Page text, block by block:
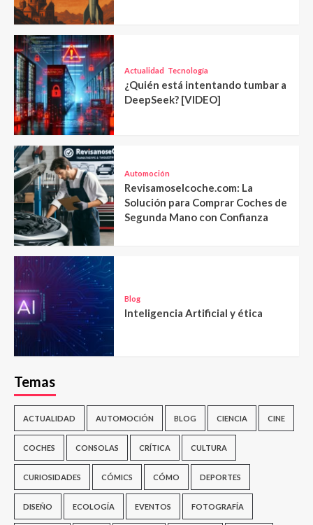
Actualidad Tecnología
¿Quién está intentando tumbar a
DeepSeek? [VIDEO]
Automoción
Revisamoselcoche.com: La
Solución para Comprar Coches de
Segunda Mano con Confianza
Blog
Inteligencia Artificial y ética
Temas
ACTUALIDAD AUTOMOCIÓN BLOG CIENCIA CINE
COCHES CONSOLAS CRÍTICA CULTURA
CURIOSIDADES CÓMICS CÓMO DEPORTES
DISEÑO ECOLOGÍA EVENTOS FOTOGRAFÍA